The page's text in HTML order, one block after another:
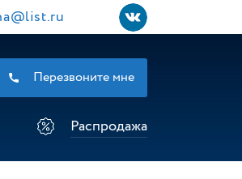
Перезвоните мне
Распродажа